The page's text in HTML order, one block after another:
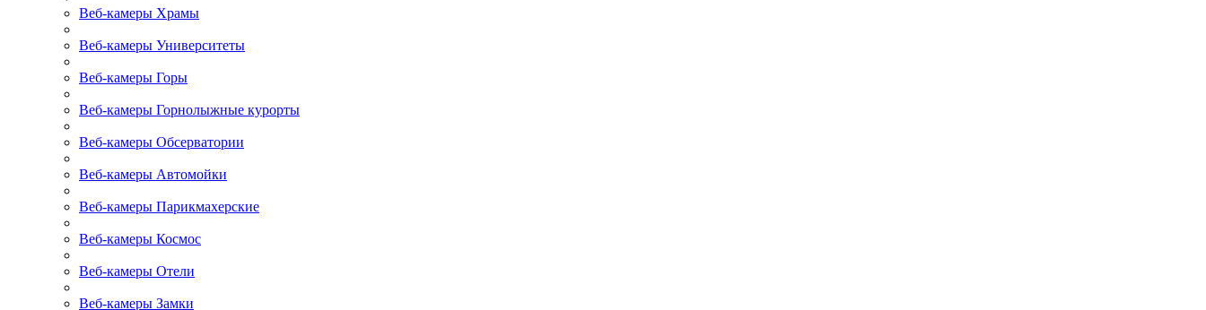
Веб-камеры Храмы
Веб-камеры Университеты
Веб-камеры Горы
Веб-камеры Горнолыжные курорты
Веб-камеры Обсерватории
Веб-камеры Автомойки
Веб-камеры Парикмахерские
Веб-камеры Космос
Веб-камеры Отели
Веб-камеры Замки